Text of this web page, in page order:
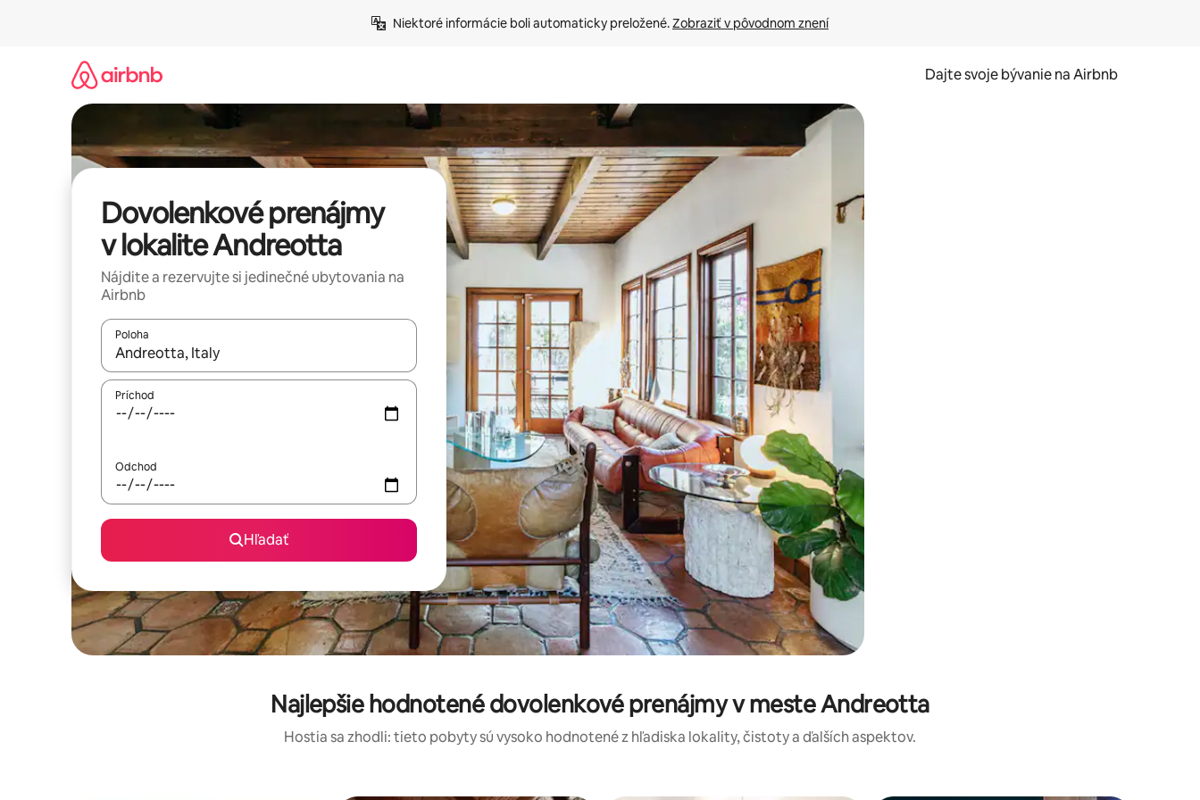
Niektoré informácie boli automaticky preložené. Zobraziť v pôvodnom znení
Dajte svoje bývanie na Airbnb
Dovolenkové prenájmy
v lokalite Andreotta
Nájdite a rezervujte si jedinečné ubytovania na
Airbnb
Poloha
Keď budú výsledky k dispozícii, môžete si ich prechádzať pomocou klávesov so šípkami nahor a nadol alebo ich preskúmať pomocou dotykových gest či potiahnutia prstom.
Príchod
Odchod
Hľadať
Najlepšie hodnotené dovolenkové prenájmy v meste Andreotta
Hostia sa zhodli: tieto pobyty sú vysoko hodnotené z hľadiska lokality, čistoty a ďalších aspektov.